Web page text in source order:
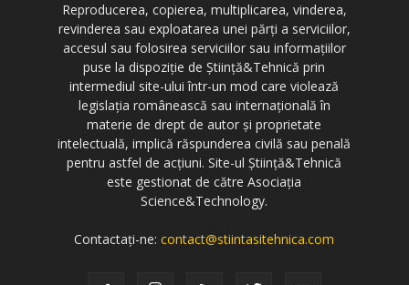
Reproducerea, copierea, multiplicarea, vinderea,
revinderea sau exploatarea unei părți a serviciilor,
accesul sau folosirea serviciilor sau informațiilor
puse la dispoziție de Știință&Tehnică prin
intermediul site-ului într-un mod care violează
legislația românească sau internațională în
materie de drept de autor și proprietate
intelectuală, implică răspunderea civilă sau penală
pentru astfel de acțiuni. Site-ul Știință&Tehnică
este gestionat de către Asociația
Science&Technology.
Contactați-ne:contact@stiintasitehnica.com